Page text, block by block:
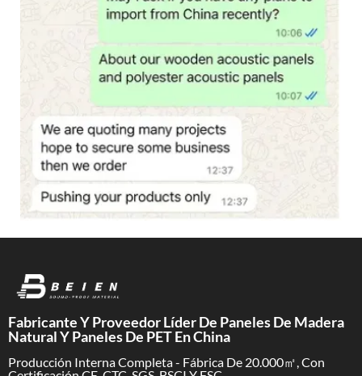
Fabricante Y Proveedor Líder De Paneles De Madera
Natural Y Paneles De PET En China
Producción Interna Completa - Fábrica De 20.000㎡, Con